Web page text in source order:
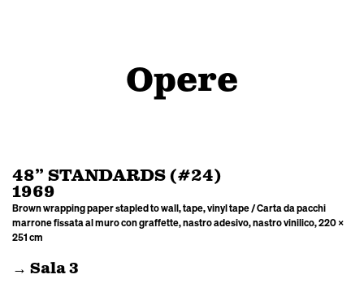
Opere
48” STANDARDS (#24)
1969
Brown wrapping paper stapled to wall, tape, vinyl tape / Carta da pacchi
marrone fissata al muro con graffette, nastro adesivo, nastro vinilico, 220 ×
251 cm
→ Sala 3